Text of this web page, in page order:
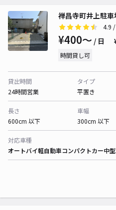
禅昌寺町井上駐車
4.9
¥400〜 / 日
時間貸し可
貸出時間
24時間営業
タイプ
平置き
長さ
600cm 以下
車幅
300cm 以下
対応車種
オートバイ軽自動車コンパクトカー中